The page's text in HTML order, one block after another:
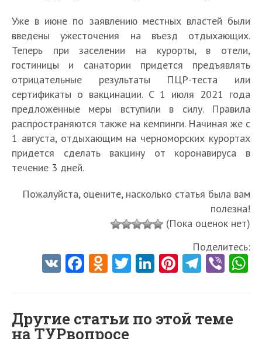
Уже в июне по заявлению местных властей были
введены ужесточения на въезд отдыхающих.
Теперь при заселении на курорты, в отели,
гостиницы и санатории придется предъявлять
отрицательные результаты ПЦР-теста или
сертификаты о вакцинации. С 1 июля 2021 года
предложенные меры вступили в силу. Правила
распространяются также на кемпинги. Начиная же с
1 августа, отдыхающим на черноморских курортах
придется сделать вакцину от коронавируса в
течение 3 дней.
Пожалуйста, оцените, насколько статья была вам
полезна!
(Пока оценок нет)
Поделитесь:
V Fa
o
O
o
T
er
Li
dI
Pi
es
Te
a
Vi
Другие статьи по этой теме
на ТУРвопросе